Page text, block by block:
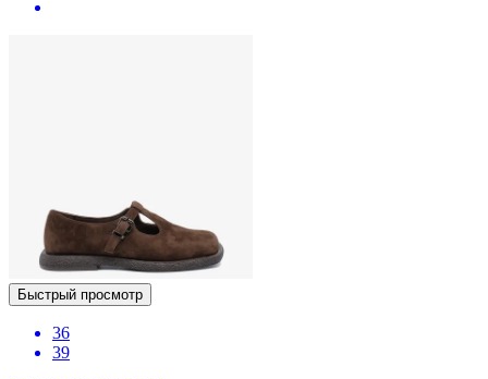
Быстрый просмотр
36
39